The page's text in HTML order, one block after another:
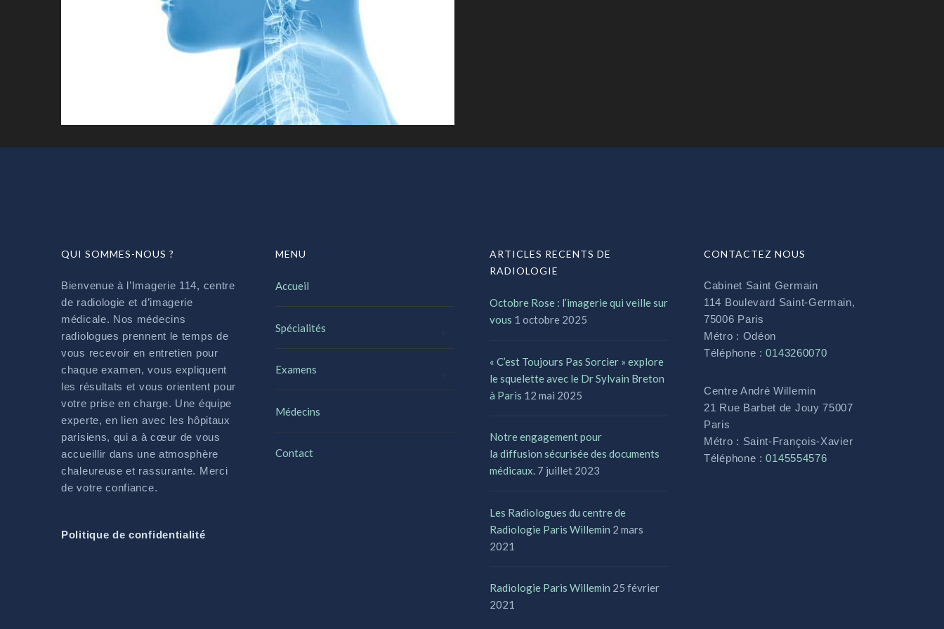
QUI SOMMES-NOUS ?
Bienvenue à l’Imagerie 114, centre
de radiologie et d’imagerie
médicale. Nos médecins
radiologues prennent le temps de
vous recevoir en entretien pour
chaque examen, vous expliquent
les résultats et vous orientent pour
votre prise en charge. Une équipe
experte, en lien avec les hôpitaux
parisiens, qui a à cœur de vous
accueillir dans une atmosphère
chaleureuse et rassurante. Merci
de votre confiance.
Politique de confidentialité
MENU
Accueil
Spécialités
Examens
Médecins
Contact
ARTICLES RECENTS DE
RADIOLOGIE
Octobre Rose : l’imagerie qui veille sur
vous 1 octobre 2025
« C’est Toujours Pas Sorcier » explore
le squelette avec le Dr Sylvain Breton
à Paris 12 mai 2025
Notre engagement pour
la diffusion sécurisée des documents
médicaux. 7 juillet 2023
Les Radiologues du centre de
Radiologie Paris Willemin 2 mars
2021
Radiologie Paris Willemin 25 février
2021
CONTACTEZ NOUS
Cabinet Saint Germain
114 Boulevard Saint-Germain,
75006 Paris
Métro : Odéon
Téléphone :0143260070
Centre André Willemin
21 Rue Barbet de Jouy 75007
Paris
Métro : Saint-François-Xavier
Téléphone :0145554576